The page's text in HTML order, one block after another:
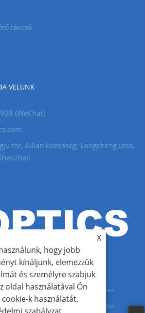
távcső
VELÜNK
(WeChat)
tér, Ailian közösség, Longcheng utca,
Jioptics Technology Co., Ltd. - Lézeres
MWIR kamera - Minden jog fenntartva.
X
hogy jobb
kínáljunk, elemezzük
és személyre szabjuk
oldal használatával Ön
k használatát.